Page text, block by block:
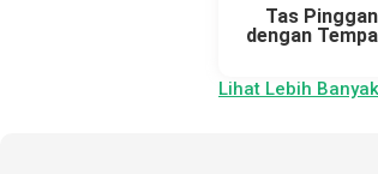
Tas
dengan
Lihat Lebih